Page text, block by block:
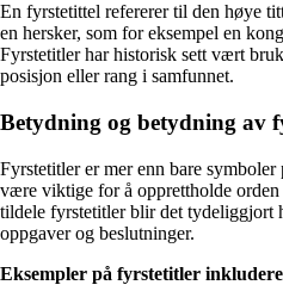
En fyrstetittel refererer til den høye
en hersker, som for eksempel en
Fyrstetitler har historisk sett vært
posisjon eller rang i samfunnet.
Betydning og betydning av
Fyrstetitler er mer enn bare
være viktige for å opprettholde
tildele fyrstetitler blir det tydeliggjort
oppgaver og beslutninger.
Eksempler på fyrstetitler